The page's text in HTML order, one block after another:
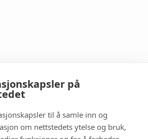
på
til å samle inn og
om nettstedets ytelse og bruk,
medier